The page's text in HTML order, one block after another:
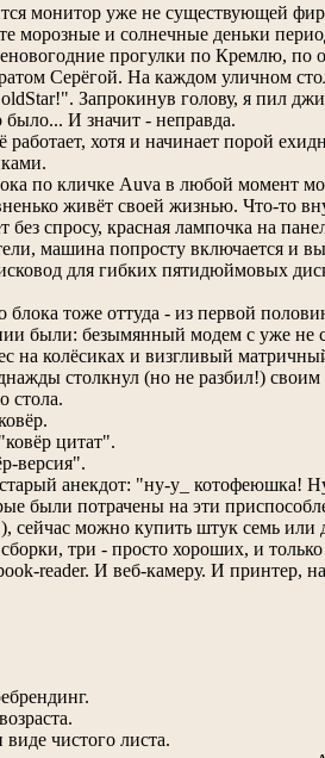
монитор уже не существующей
морозные и солнечные деньки
прогулки по Кремлю, по
Серёгой. На каждом уличном
Запрокинув голову, я пил
было... И значит - неправда.
хотя и начинает порой
по кличке Auva в любой момент
живёт своей жизнью. Что-то
без спросу, красная лампочка на
машина попросту включается и
для гибких пятидюймовых
блока тоже оттуда - из первой
были: безымянный модем с уже не
на колёсиках и визгливый
столкнул (но не разбил!)
стола.
цитат".
версия".
анекдот: "ну-у_ котофеюшка!
были потрачены на эти
сейчас можно купить штук семь или
три - просто хороших, и
reader. И веб-камеру. И принтер,
чистого листа.